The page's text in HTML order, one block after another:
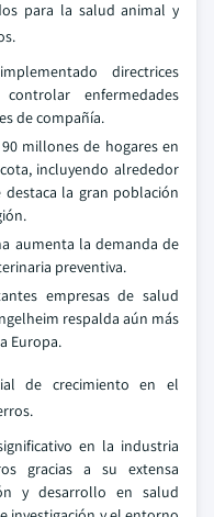
para la salud animal y
directrices
enfermedades
de compañía.
millones de hogares en
incluyendo alrededor
la gran población
aumenta la demanda de
preventiva.
empresas de salud
respalda aún más
Europa.
de crecimiento en el
en la industria
gracias a su extensa
y desarrollo en salud